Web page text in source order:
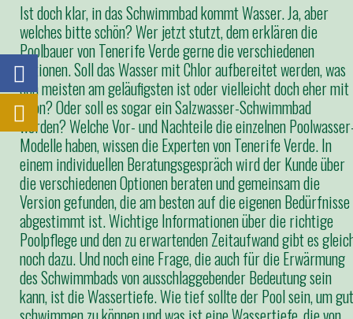
Ist doch klar, in das Schwimmbad kommt Wasser. Ja, aber
welches bitte schön? Wer jetzt stutzt, dem erklären die
Poolbauer von Tenerife Verde gerne die verschiedenen
Optionen. Soll das Wasser mit Chlor aufbereitet werden, was
den meisten am geläufigsten ist oder vielleicht doch eher mit
Ozon? Oder soll es sogar ein Salzwasser-Schwimmbad
werden? Welche Vor- und Nachteile die einzelnen
Modelle haben, wissen die Experten von Tenerife Verde. In
einem individuellen Beratungsgespräch wird der Kunde über
die verschiedenen Optionen beraten und gemeinsam die
Version gefunden, die am besten auf die eigenen Bedürfnisse
abgestimmt ist. Wichtige Informationen über die richtige
Poolpflege und den zu erwartenden Zeitaufwand gibt es
noch dazu. Und noch eine Frage, die auch für die Erwärmung
des Schwimmbads von ausschlaggebender Bedeutung sein
kann, ist die Wassertiefe. Wie tief sollte der Pool sein, um gut